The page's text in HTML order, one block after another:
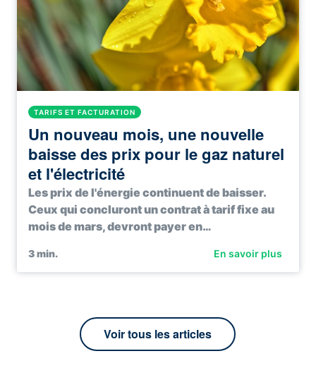
TARIFS ET FACTURATION
Un nouveau mois, une nouvelle
baisse des prix pour le gaz naturel
et l'électricité
Les prix de l'énergie continuent de baisser.
Ceux qui concluront un contrat à tarif fixe au
mois de mars, devront payer en…
3min. En savoir plus
Voir tous les articles